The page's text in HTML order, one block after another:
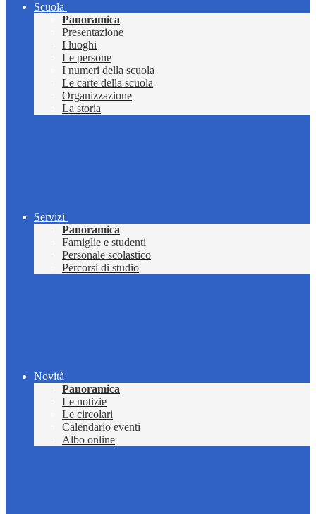
Scuola
Panoramica
Presentazione
I luoghi
Le persone
I numeri della scuola
Le carte della scuola
Organizzazione
La storia
Servizi
Panoramica
Famiglie e studenti
Personale scolastico
Percorsi di studio
Novità
Panoramica
Le notizie
Le circolari
Calendario eventi
Albo online